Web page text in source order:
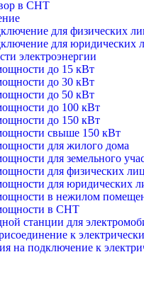
в СНТ
для физических
для юридических
электроэнергии
до 15 кВт
до 30 кВт
до 50 кВт
до 100 кВт
до 150 кВт
свыше 150 кВт
для жилого дома
для земельного
для физических лиц
для юридических
в нежилом
в СНТ
станции для
к
на подключение к